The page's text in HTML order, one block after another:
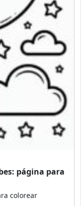
página para
colorear